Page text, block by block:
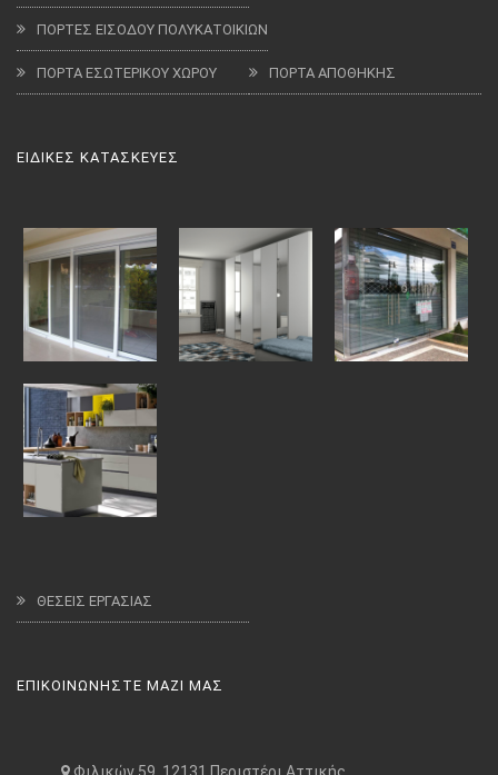
ΠΟΡΤΕΣ ΕΙΣΟΔΟΥ ΠΟΛΥΚΑΤΟΙΚΙΩΝ
ΠΟΡΤΑ ΕΣΩΤΕΡΙΚΟΥ ΧΩΡΟΥ ΠΟΡΤΑ ΑΠΟΘΗΚΗΣ
ΕΙΔΙΚΕΣ ΚΑΤΑΣΚΕΥΕΣ
ΘΕΣΕΙΣ ΕΡΓΑΣΙΑΣ
ΕΠΙΚΟΙΝΩΝΗΣΤΕ ΜΑΖΙ ΜΑΣ
Φιλικών 59, 12131 Περιστέρι Αττικής